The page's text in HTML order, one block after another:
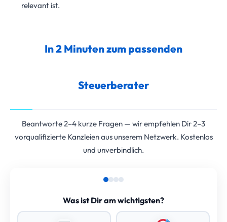
relevant ist.
In 2 Minuten zum passenden
Steuerberater
Beantworte 2–4 kurze Fragen — wir empfehlen Dir 2–3
vorqualifizierte Kanzleien aus unserem Netzwerk. Kostenlos
und unverbindlich.
Was ist Dir am wichtigsten?